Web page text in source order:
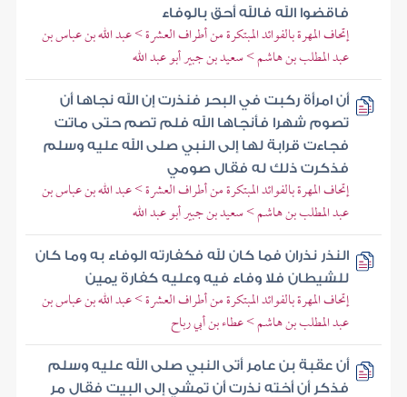
فاقضوا الله فالله أحق بالوفاء
إتحاف المهرة بالفوائد المبتكرة من أطراف العشرة > عبد الله بن عباس بن
عبد المطلب بن هاشم > سعيد بن جبير أبو عبد الله
أن امرأة ركبت في البحر فنذرت إن الله نجاها أن
تصوم شهرا فأنجاها الله فلم تصم حتى ماتت
فجاءت قرابة لها إلى النبي صلى الله عليه وسلم
فذكرت ذلك له فقال صومي
إتحاف المهرة بالفوائد المبتكرة من أطراف العشرة > عبد الله بن عباس بن
عبد المطلب بن هاشم > سعيد بن جبير أبو عبد الله
النذر نذران فما كان لله فكفارته الوفاء به وما كان
للشيطان فلا وفاء فيه وعليه كفارة يمين
إتحاف المهرة بالفوائد المبتكرة من أطراف العشرة > عبد الله بن عباس بن
عبد المطلب بن هاشم > عطاء بن أبي رباح
أن عقبة بن عامر أتى النبي صلى الله عليه وسلم
فذكر أن أخته نذرت أن تمشي إلى البيت فقال مر